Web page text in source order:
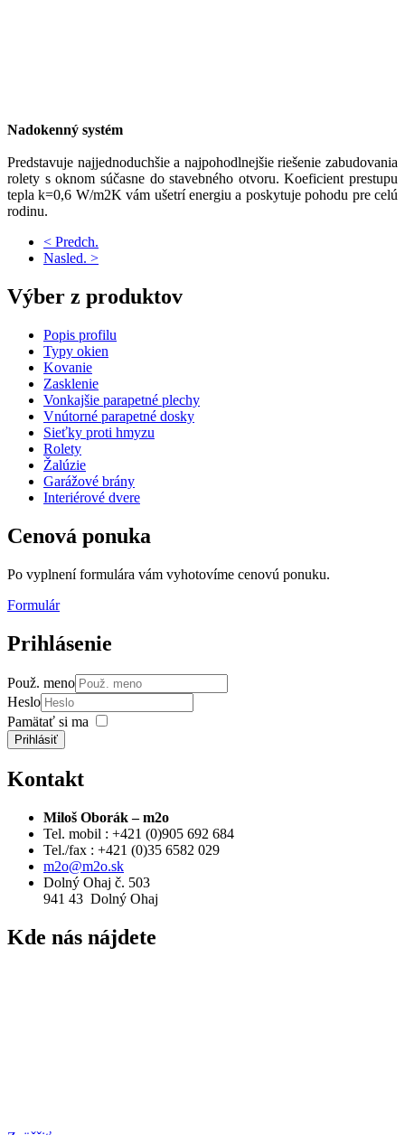
Nadokenný systém
Predstavuje najjednoduchšie a najpohodlnejšie riešenie zabudovania
rolety s oknom súčasne do stavebného otvoru. Koeficient prestupu
tepla k=0,6 W/m2K vám ušetrí energiu a poskytuje pohodu pre celú
rodinu.
< Predch.
Nasled. >
Výber z produktov
Popis profilu
Typy okien
Kovanie
Zasklenie
Vonkajšie parapetné plechy
Vnútorné parapetné dosky
Sieťky proti hmyzu
Rolety
Žalúzie
Garážové brány
Interiérové dvere
Cenová ponuka
Po vyplnení formulára vám vyhotovíme cenovú ponuku.
Formulár
Prihlásenie
Použ. meno
Heslo
Pamätať si ma
Prihlásiť
Kontakt
Miloš Oborák – m2o
Tel. mobil : +421 (0)905 692 684
Tel./fax : +421 (0)35 6582 029
m2o@m2o.sk
Dolný Ohaj č. 503
941 43 Dolný Ohaj
Kde nás nájdete